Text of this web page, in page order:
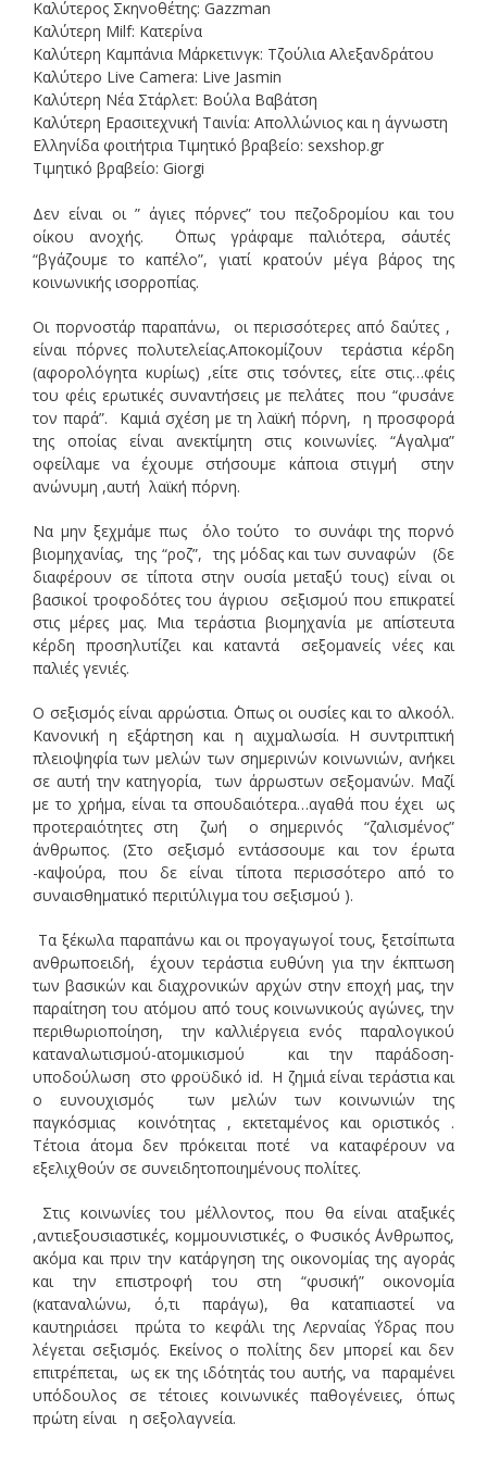
Καλύτερος Σκηνοθέτης: Gazzman
Καλύτερη Milf: Κατερίνα
Καλύτερη Καμπάνια Μάρκετινγκ: Τζούλια Αλεξανδράτου
Καλύτερο Live Camera: Live Jasmin
Καλύτερη Νέα Στάρλετ: Βούλα Βαβάτση
Καλύτερη Ερασιτεχνική Ταινία: Απολλώνιος και η άγνωστη
Ελληνίδα φοιτήτρια Τιμητικό βραβείο: sexshop.gr
Τιμητικό βραβείο: Giorgi
Δεν είναι οι ” άγιες πόρνες” του πεζοδρομίου και του
οίκου ανοχής. ΄Οπως γράφαμε παλιότερα, σ΄αυτές
“βγάζουμε το καπέλο”, γιατί κρατούν μέγα βάρος της
κοινωνικής ισορροπίας.
Οι πορνοστάρ παραπάνω, οι περισσότερες από δαύτες ,
είναι πόρνες πολυτελείας.Αποκομίζουν τεράστια κέρδη
(αφορολόγητα κυρίως) ,είτε στις τσόντες, είτε στις…φέις
του φέις ερωτικές συναντήσεις με πελάτες που “φυσάνε
τον παρά”. Καμιά σχέση με τη λαϊκή πόρνη, η προσφορά
της οποίας είναι ανεκτίμητη στις κοινωνίες. “΄Αγαλμα”
οφείλαμε να έχουμε στήσουμε κάποια στιγμή στην
ανώνυμη ,αυτή λαϊκή πόρνη.
Να μην ξεχμάμε πως όλο τούτο το συνάφι της πορνό
βιομηχανίας, της “ροζ”, της μόδας και των συναφών (δε
διαφέρουν σε τίποτα στην ουσία μεταξύ τους) είναι οι
βασικοί τροφοδότες του άγριου σεξισμού που επικρατεί
στις μέρες μας. Μια τεράστια βιομηχανία με απίστευτα
κέρδη προσηλυτίζει και καταντά σεξομανείς νέες και
παλιές γενιές.
Ο σεξισμός είναι αρρώστια. ΄Οπως οι ουσίες και το αλκοόλ.
Κανονική η εξάρτηση και η αιχμαλωσία. Η συντριπτική
πλειοψηφία των μελών των σημερινών κοινωνιών, ανήκει
σε αυτή την κατηγορία, των άρρωστων σεξομανών. Μαζί
με το χρήμα, είναι τα σπουδαιότερα…αγαθά που έχει ως
προτεραιότητες στη ζωή ο σημερινός “ζαλισμένος”
άνθρωπος. (Στο σεξισμό εντάσσουμε και τον έρωτα
-καψούρα, που δε είναι τίποτα περισσότερο από το
συναισθηματικό περιτύλιγμα του σεξισμού ).
Τα ξέκωλα παραπάνω και οι προγαγωγοί τους, ξετσίπωτα
ανθρωποειδή, έχουν τεράστια ευθύνη για την έκπτωση
των βασικών και διαχρονικών αρχών στην εποχή μας, την
παραίτηση του ατόμου από τους κοινωνικούς αγώνες, την
περιθωριοποίηση, την καλλιέργεια ενός παραλογικού
καταναλωτισμού-ατομικισμού και την παράδοση-
υποδούλωση στο φροϋδικό id. Η ζημιά είναι τεράστια και
ο ευνουχισμός των μελών των κοινωνιών της
παγκόσμιας κοινότητας , εκτεταμένος και οριστικός .
Τέτοια άτομα δεν πρόκειται ποτέ να καταφέρουν να
εξελιχθούν σε συνειδητοποιημένους πολίτες.
Στις κοινωνίες του μέλλοντος, που θα είναι αταξικές
,αντιεξουσιαστικές, κομμουνιστικές, ο Φυσικός ΄Ανθρωπος,
ακόμα και πριν την κατάργηση της οικονομίας της αγοράς
και την επιστροφή του στη “φυσική” οικονομία
(καταναλώνω, ό,τι παράγω), θα καταπιαστεί να
καυτηριάσει πρώτα το κεφάλι της Λερναίας ΄Υδρας που
λέγεται σεξισμός. Εκείνος ο πολίτης δεν μπορεί και δεν
επιτρέπεται, ως εκ της ιδότητάς του αυτής, να παραμένει
υπόδουλος σε τέτοιες κοινωνικές παθογένειες, όπως
πρώτη είναι η σεξολαγνεία.